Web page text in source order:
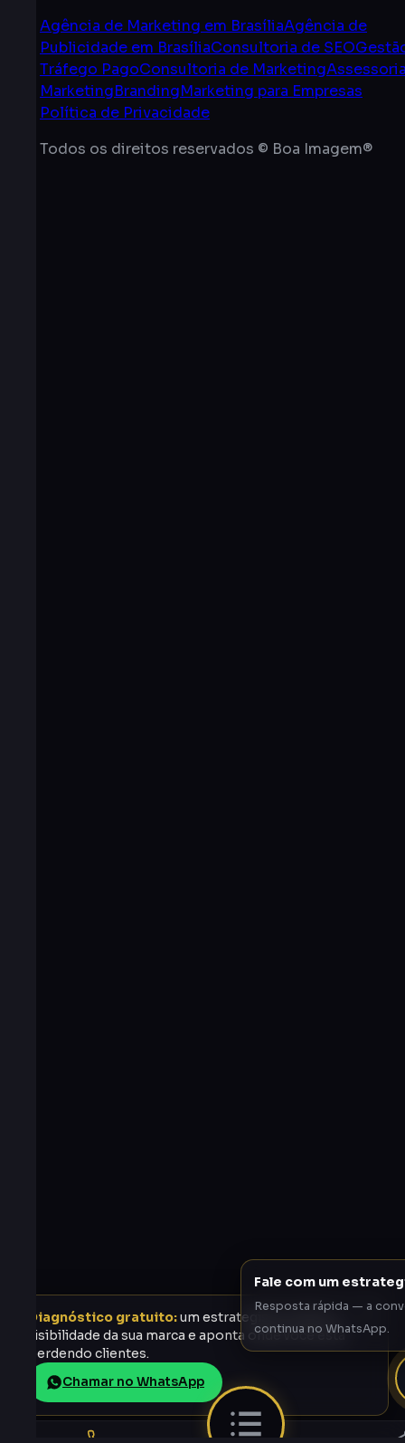
Agência de Marketing em BrasíliaAgência de
Publicidade em BrasíliaConsultoria de SEO
Tráfego PagoConsultoria de Marketing
MarketingBrandingMarketing para Empresas
Política de Privacidade
Todos os direitos reservados © Boa Imagem®
Fale com um
Resposta rápida — a
continua no WhatsApp.
Diagnóstico gratuito:um estrategista analisa a
visibilidade da sua marca e aponta onde você está
perdendo clientes.
Chamar no WhatsApp